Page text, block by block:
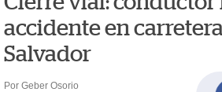
accidente en
Salvador
Por Geber Osorio